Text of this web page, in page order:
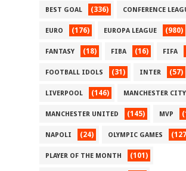
BEST GOAL (336) CONFERENCE
EURO (176) EUROPA LEAGUE (980)
FANTASY (18) FIBA (16) FIFA
FOOTBALL IDOLS (31) INTER (57)
LIVERPOOL (146) MANCHESTER CITY
MANCHESTER UNITED (145) MVP
NAPOLI (24) OLYMPIC GAMES
PLAYER OF THE MONTH (101)